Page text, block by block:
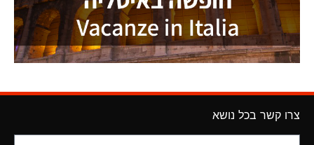
צרו קשר בכל נושא